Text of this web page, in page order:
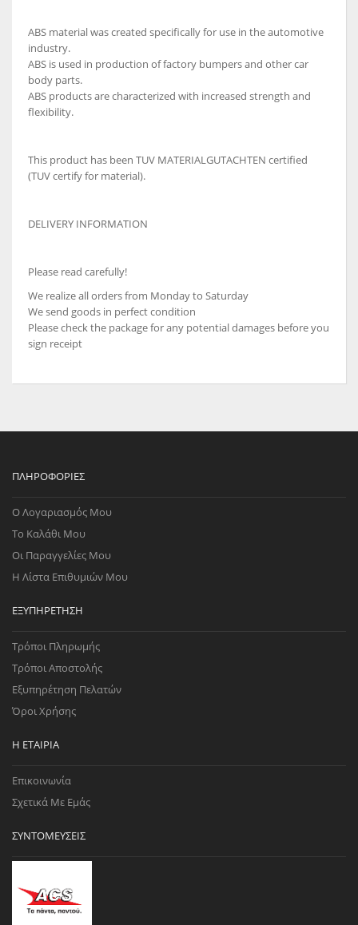
ABS material was created specifically for use in the automotive
industry.
ABS is used in production of factory bumpers and other car
body parts.
ABS products are characterized with increased strength and
flexibility.
This product has been TUV MATERIALGUTACHTEN certified
(TUV certify for material).
DELIVERY INFORMATION
Please read carefully!
We realize all orders from Monday to Saturday
We send goods in perfect condition
Please check the package for any potential damages before you
sign receipt
ΠΛΗΡΟΦΟΡΊΕΣ
Ο Λογαριασμός Μου
Το Καλάθι Μου
Οι Παραγγελίες Μου
Η Λίστα Επιθυμιών Μου
ΕΞΥΠΗΡΈΤΗΣΗ
Τρόποι Πληρωμής
Τρόποι Αποστολής
Εξυπηρέτηση Πελατών
Όροι Χρήσης
Η ΕΤΑΙΡΊΑ
Επικοινωνία
Σχετικά Με Εμάς
ΣΥΝΤΟΜΕΎΣΕΙΣ